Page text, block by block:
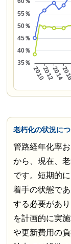
老朽化の状況に
管路経年化率
から、現在、
です。短期的
着手の状態で
する必要があ
を計画的に実
や更新費用の